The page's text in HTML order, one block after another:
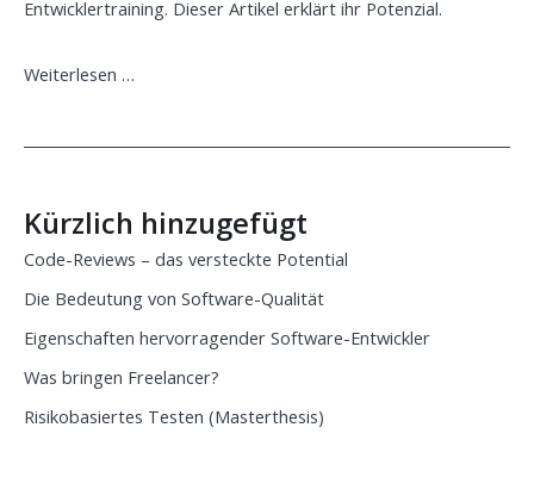
Entwicklertraining. Dieser Artikel erklärt ihr Potenzial.
Code-
–
versteckte
Weiterlesen …
Kürzlich hinzugefügt
Code-Reviews – das versteckte Potential
Die Bedeutung von Software-Qualität
Eigenschaften hervorragender Software-Entwickler
Was bringen Freelancer?
Risikobasiertes Testen (Masterthesis)